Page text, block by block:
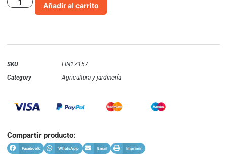
Añadir al carrito
SKU
LIN17157
Category
Agricultura y jardinería
Compartir producto:
Facebook WhatsApp Email Imprimir